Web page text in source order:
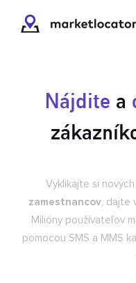
Nájdite a
Vyklikajte si nových
zamestnancov, dajte
Milióny používateľov
pomocou SMS a MMS